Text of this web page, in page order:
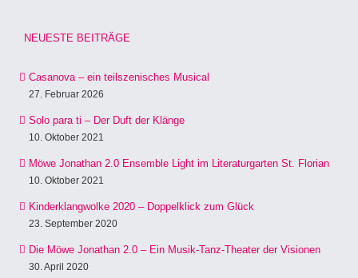
NEUESTE BEITRÄGE
Casanova – ein teilszenisches Musical
27. Februar 2026
Solo para ti – Der Duft der Klänge
10. Oktober 2021
Möwe Jonathan 2.0 Ensemble Light im Literaturgarten St. Florian
10. Oktober 2021
Kinderklangwolke 2020 – Doppelklick zum Glück
23. September 2020
Die Möwe Jonathan 2.0 – Ein Musik-Tanz-Theater der Visionen
30. April 2020